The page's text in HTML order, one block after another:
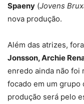
Spaeny (Jovens
nova produção.
Além das atrizes,
Jonsson, Archie
enredo ainda não foi
focado em um grupo
produção será pelo